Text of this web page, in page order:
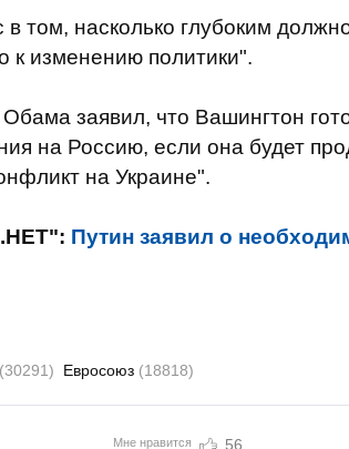
том, насколько глубоким
к изменению политики".
заявил, что Вашингтон
на Россию, если она будет
на Украине".
Путин заявил о
(30291) Евросоюз (18818)
Мне нравится 56